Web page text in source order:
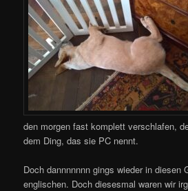
den morgen fast komplett verschlafen,
dem Ding, das sie PC nennt.
Doch dannnnnnn gings wieder in diesen
englischen. Doch diesesmal waren wir